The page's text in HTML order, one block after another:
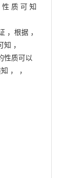
质 可 知
，根据 ，
，
性质可以
， ，